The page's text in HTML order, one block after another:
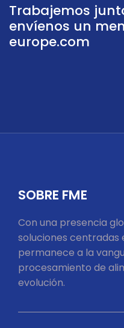
Trabajemos
envíenos un
europe.com
SOBRE FME
Con una presencia
soluciones centradas
permanece a la
procesamiento de
evolución.